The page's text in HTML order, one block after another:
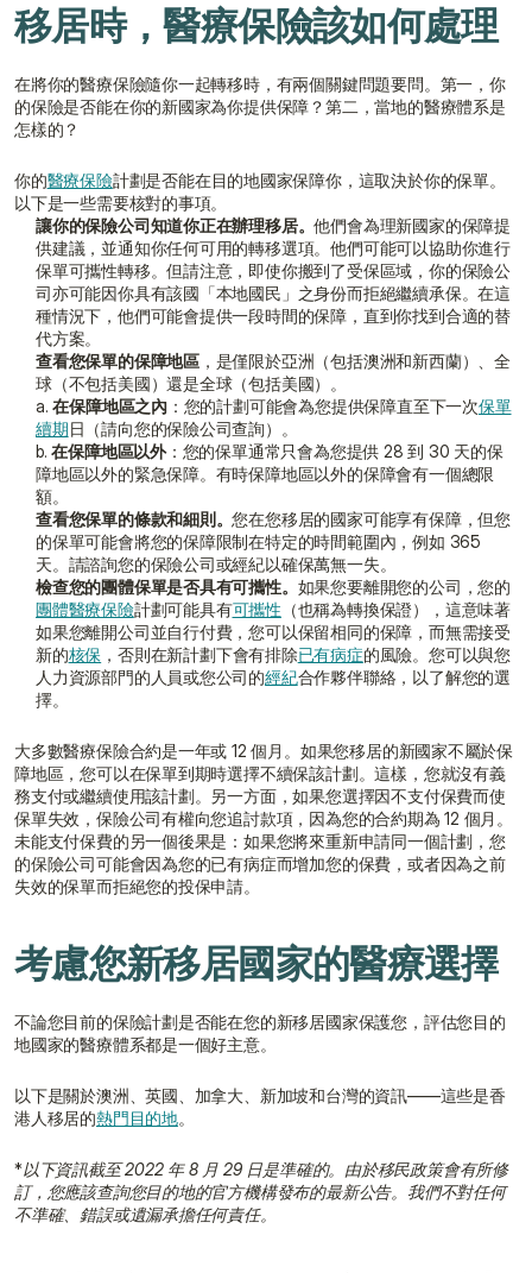
移居時，醫療保險該如何處理
在將你的醫療保險隨你一起轉移時，有兩個關鍵問題要問。第一，你
的保險是否能在你的新國家為你提供保障？第二，當地的醫療體系是
怎樣的？
你的醫療保險計劃是否能在目的地國家保障你，這取決於你的保單。
以下是一些需要核對的事項。
讓你的保險公司知道你正在辦理移居。他們會為理新國家的保障提
供建議，並通知你任何可用的轉移選項。他們可能可以協助你進行
保單可攜性轉移。但請注意，即使你搬到了受保區域，你的保險公
司亦可能因你具有該國「本地國民」之身份而拒絕繼續承保。在這
種情況下，他們可能會提供一段時間的保障，直到你找到合適的替
代方案。
查看您保單的保障地區，是僅限於亞洲（包括澳洲和新西蘭）、全
球（不包括美國）還是全球（包括美國）。
a. 在保障地區之內：您的計劃可能會為您提供保障直至下一次保單
續期日（請向您的保險公司查詢）。
b. 在保障地區以外：您的保單通常只會為您提供 28 到 30 天的保
障地區以外的緊急保障。有時保障地區以外的保障會有一個總限
額。
查看您保單的條款和細則。您在您移居的國家可能享有保障，但您
的保單可能會將您的保障限制在特定的時間範圍內，例如 365
天。請諮詢您的保險公司或經紀以確保萬無一失。
檢查您的團體保單是否具有可攜性。 如果您要離開您的公司，您的
團體醫療保險計劃可能具有可攜性 （也稱為轉換保證），這意味著
如果您離開公司並自行付費，您可以保留相同的保障，而無需接受
新的核保 ，否則在新計劃下會有排除已有病症的風險。您可以與您
人力資源部門的人員或您公司的經紀合作夥伴聯絡，以了解您的選
擇。
大多數醫療保險合約是一年或 12 個月。如果您移居的新國家不屬於保
障地區，您可以在保單到期時選擇不續保該計劃。這樣，您就沒有義
務支付或繼續使用該計劃。另一方面，如果您選擇因不支付保費而使
保單失效，保險公司有權向您追討款項，因為您的合約期為 12 個月。
未能支付保費的另一個後果是：如果您將來重新申請同一個計劃，您
的保險公司可能會因為您的已有病症而增加您的保費，或者因為之前
失效的保單而拒絕您的投保申請。
考慮您新移居國家的醫療選擇
不論您目前的保險計劃是否能在您的新移居國家保護您，評估您目的
地國家的醫療體系都是一個好主意。
以下是關於澳洲、英國、加拿大、新加坡和台灣的資訊——這些是香
港人移居的熱門目的地。
*以下資訊截至 2022 年 8 月 29 日是準確的。由於移民政策會有所修
訂，您應該查詢您目的地的官方機構發布的最新公告。我們不對任何
不準確、錯誤或遺漏承擔任何責任。